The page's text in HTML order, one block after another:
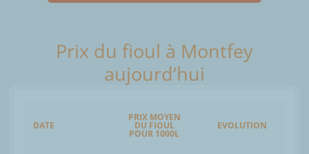
Prix du fioul à Montfey
aujourd’hui
DATE
PRIX MOYEN
DU FIOUL
POUR 1000L
EVOLUTION